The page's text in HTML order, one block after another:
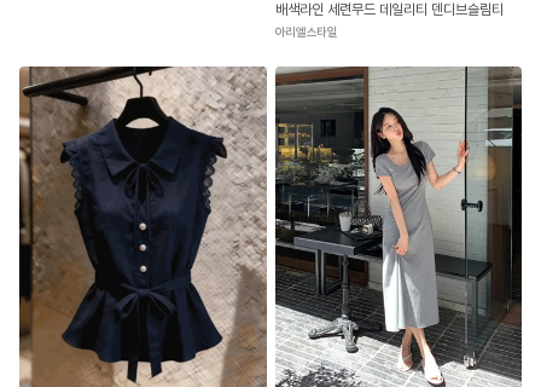
배색라인 세련무드 데일리티 덴디브슬림티
아리엘스타일